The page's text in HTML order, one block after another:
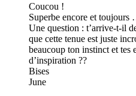
Coucou !
Superbe encore et toujours
Une question : t’arrive-t-il
que cette tenue est juste
beaucoup ton instinct et tes
d’inspiration ??
Bises
June